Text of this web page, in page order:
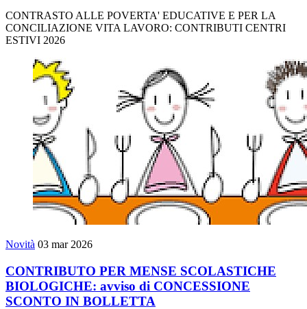
CONTRASTO ALLE POVERTA' EDUCATIVE E PER LA
CONCILIAZIONE VITA LAVORO: CONTRIBUTI CENTRI
ESTIVI 2026
Novità 03 mar 2026
CONTRIBUTO PER MENSE SCOLASTICHE
BIOLOGICHE: avviso di CONCESSIONE
SCONTO IN BOLLETTA